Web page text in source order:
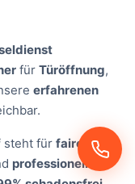
für Türöffnung,
erfahrenen
steht für faire
professionelle